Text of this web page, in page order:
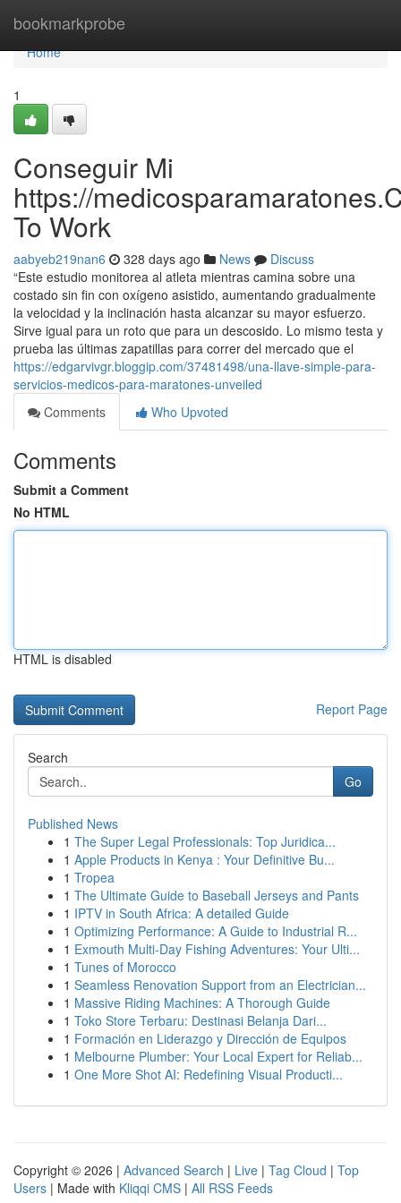
bookmarkprobe
Home
Home
1
Conseguir Mi
https://
To Work
aabyeb219nan6 328 days ago News
Discuss
“Este estudio monitorea al atleta mientras camina sobre una
costado sin fin con oxígeno asistido, aumentando gradualmente
la velocidad y la inclinación hasta alcanzar su mayor esfuerzo.
Sirve igual para un roto que para un descosido. Lo mismo testa y
prueba las últimas zapatillas para correr del mercado que el
https://edgarvivgr.bloggip.com/37481498/una-llave-simple-para-
servicios-medicos-para-maratones-unveiled
Comments
Who Upvoted
Comments
Submit a Comment
No HTML
HTML is disabled
Report Page
Search
Go
Published News
1 The Super Legal Professionals: Top Juridica...
1 Apple Products in Kenya : Your Definitive Bu...
1 Tropea
1 The Ultimate Guide to Baseball Jerseys and Pants
1 IPTV in South Africa: A detailed Guide
1 Optimizing Performance: A Guide to Industrial R...
1 Exmouth Multi-Day Fishing Adventures: Your Ulti...
1 Tunes of Morocco
1 Seamless Renovation Support from an Electrician...
1 Massive Riding Machines: A Thorough Guide
1 Toko Store Terbaru: Destinasi Belanja Dari...
1 Formación en Liderazgo y Dirección de Equipos
1 Melbourne Plumber: Your Local Expert for Reliab...
1 One More Shot AI: Redefining Visual Producti...
Copyright © 2026 | Advanced Search | Live | Tag Cloud | Top
Users | Made with Kliqqi CMS | All RSS Feeds